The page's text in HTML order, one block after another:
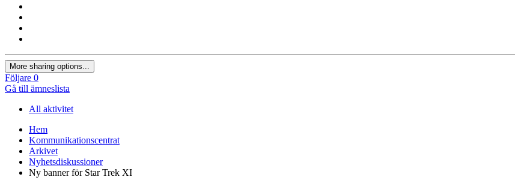
More sharing options...
Följare 0
Gå till ämneslista
All aktivitet
Hem
Kommunikationscentrat
Arkivet
Nyhetsdiskussioner
Ny banner för Star Trek XI